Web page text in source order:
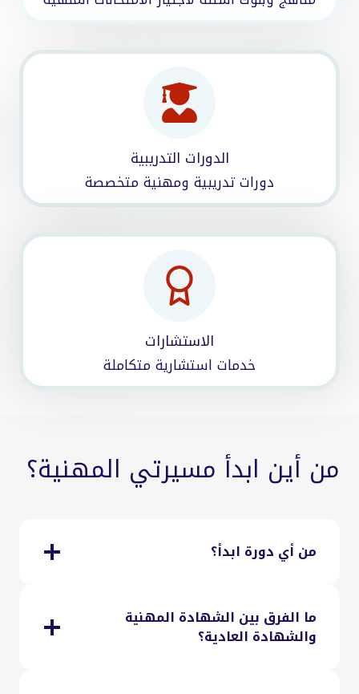
الدورات التدريبية
دورات تدريبية ومهنية متخصصة
الاستشارات
خدمات استشارية متكاملة
من أين ابدأ مسيرتي المهنية؟
من أي دورة ابدأ؟
ما الفرق بين الشهادة المهنية
والشهادة العادية؟